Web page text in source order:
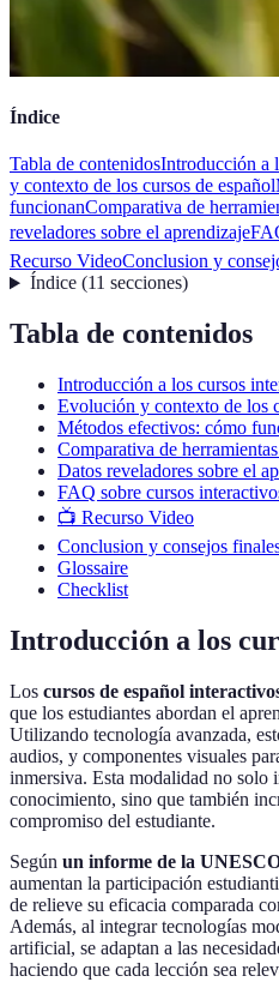
Índice
Tabla de contenidosIntroducción a
y contexto de los cursos de español
funcionanComparativa de
reveladores sobre el aprendizaje
Recurso VideoConclusion y
Índice(11 secciones)
Tabla de contenidos
Introducción a los cursos
Evolución y contexto de los
Métodos efectivos: cómo
Comparativa de
Datos reveladores sobre el
FAQ sobre cursos
📺 Recurso Video
Conclusion y consejos
Glossaire
Checklist
Introducción a los
Los cursos de español
que los estudiantes abordan el
Utilizando tecnología avanzada,
audios, y componentes visuales
inmersiva. Esta modalidad no solo
conocimiento, sino que también
compromiso del estudiante.
Según un informe de la
aumentan la participación
de relieve su eficacia comparada
Además, al integrar tecnologías
artificial, se adaptan a las
haciendo que cada lección sea